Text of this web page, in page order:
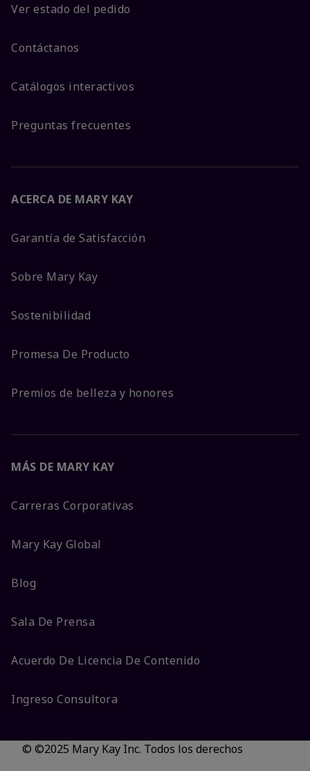
Ver estado del pedido
Contáctanos
Catálogos interactivos
Preguntas frecuentes
ACERCA DE MARY KAY
Garantía de Satisfacción
Sobre Mary Kay
Sostenibilidad
Promesa De Producto
Premios de belleza y honores
MÁS DE MARY KAY
Carreras Corporativas
Mary Kay Global
Blog
Sala De Prensa
Acuerdo De Licencia De Contenido
Ingreso Consultora
© ©2025 Mary Kay Inc. Todos los derechos